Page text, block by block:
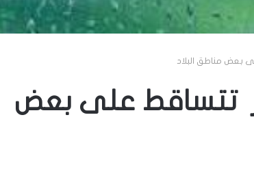
بعض مناطق البلاد
تتساقط على بعض